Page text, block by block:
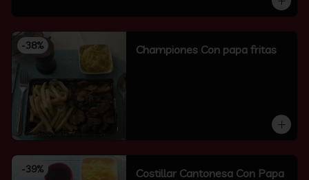
-38% Championes Con papa fritas
-39%
Costillar Cantonesa Con Papa